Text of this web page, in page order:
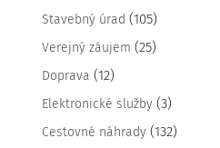
Stavebný úrad (105)
Verejný záujem (25)
Doprava (12)
Elektronické služby (3)
Cestovné náhrady (132)